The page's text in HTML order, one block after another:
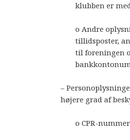
klubben er
o Andre
tillidsposter,
til foreningen
–
højere grad af
o CPR-nummer